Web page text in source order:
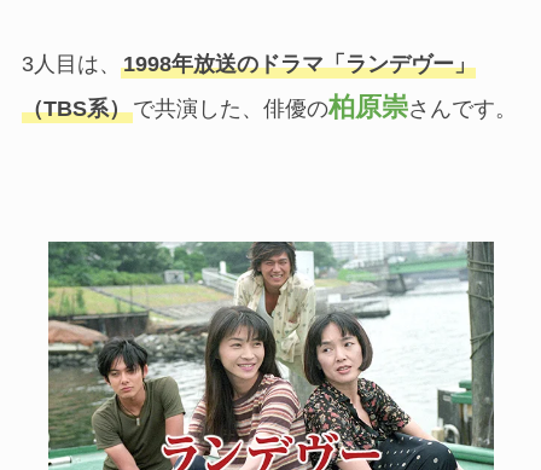
3人目は、 1998年放送のドラマ「ランデヴー」
（TBS系）で共演した、俳優の柏原崇さんです。